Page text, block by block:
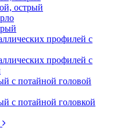
острый
профилей с
профилей с
с потайной головой
с потайной головкой